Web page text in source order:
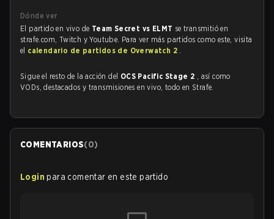
Dónde ver
El partido en vivo de Team Secret vs ELMT se transmitió en
strafe.com, Twitch y Youtube. Para ver más partidos como este, visita
el calendario de partidos de Overwatch 2 .
Sigue el resto de la acción del OCS Pacific Stage 2 , así como
VODs, destacados y transmisiones en vivo, todo en Strafe.
COMENTARIOS(0)
Login para comentar en este partido